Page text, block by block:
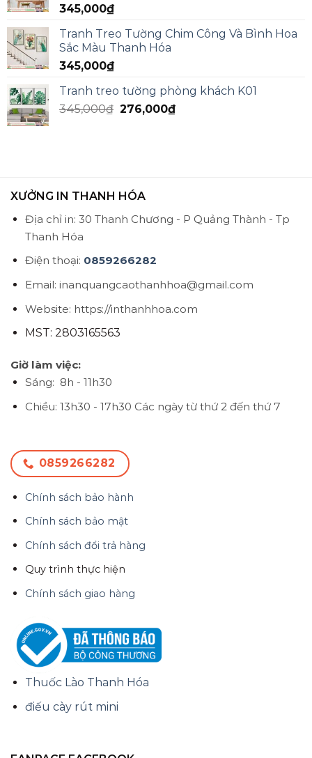
345,000₫
Tranh Treo Tường Chim Công Và Bình Hoa
Sắc Màu Thanh Hóa
345,000₫
Tranh treo tường phòng khách K01
345,000₫ 276,000₫
XƯỞNG IN THANH HÓA
Địa chỉ in: 30 Thanh Chương - P Quảng Thành - Tp
Thanh Hóa
Điện thoại: 0859266282
Email: inanquangcaothanhhoa@gmail.com
Website: https://inthanhhoa.com
MST: 2803165563
Giờ làm việc:
Sáng: 8h - 11h30
Chiều: 13h30 - 17h30 Các ngày từ thứ 2 đến thứ 7
0859266282
Chính sách bảo hành
Chính sách bảo mật
Chính sách đổi trả hàng
Quy trình thực hiện
Chính sách giao hàng
Thuốc Lào Thanh Hóa
điếu cày rút mini